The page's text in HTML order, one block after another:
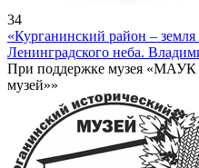
34
«Курганинский район – земля
Ленинградского неба.
При поддержке музея «МАУК
музей»»